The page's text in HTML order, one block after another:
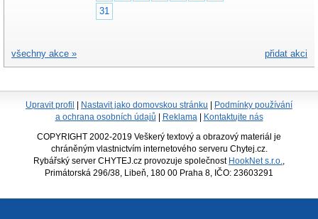
31
přidat akci
všechny akce »
Upravit profil Nastavit jako domovskou stránku
Podmínky používání
a ochrana osobních údajů
Reklama Kontaktujte nás
COPYRIGHT 2002-2019 Veškerý textový a obrazový materiál je
chráněným vlastnictvím internetového serveru Chytej.cz.
Rybářský server CHYTEJ.cz provozuje společnost HookNet s.r.o.
Primátorská 296/38, Libeň, 180 00 Praha 8, IČO: 23603291